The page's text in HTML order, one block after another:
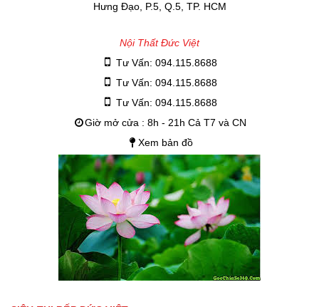
Hưng Đạo, P.5, Q.5, TP. HCM
Nội Thất Đức Việt
Tư Vấn: 094.115.8688
Tư Vấn: 094.115.8688
Tư Vấn: 094.115.8688
Giờ mở cửa : 8h - 21h Cả T7 và CN
Xem bản đồ